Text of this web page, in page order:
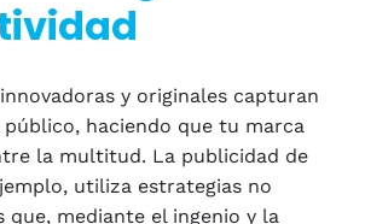
y originales capturan
haciendo que tu marca
la multitud. La publicidad de
utiliza estrategias no
que, mediante el ingenio y la